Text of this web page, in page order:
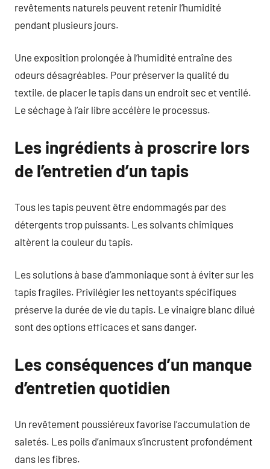
revêtements naturels peuvent retenir l’humidité
pendant plusieurs jours.
Une exposition prolongée à l’humidité entraîne des
odeurs désagréables. Pour préserver la qualité du
textile, de placer le tapis dans un endroit sec et ventilé.
Le séchage à l’air libre accélère le processus.
Les ingrédients à proscrire lors
de l’entretien d’un tapis
Tous les tapis peuvent être endommagés par des
détergents trop puissants. Les solvants chimiques
altèrent la couleur du tapis.
Les solutions à base d’ammoniaque sont à éviter sur les
tapis fragiles. Privilégier les nettoyants spécifiques
préserve la durée de vie du tapis. Le vinaigre blanc dilué
sont des options efficaces et sans danger.
Les conséquences d’un manque
d’entretien quotidien
Un revêtement poussiéreux favorise l’accumulation de
saletés. Les poils d’animaux s’incrustent profondément
dans les fibres.